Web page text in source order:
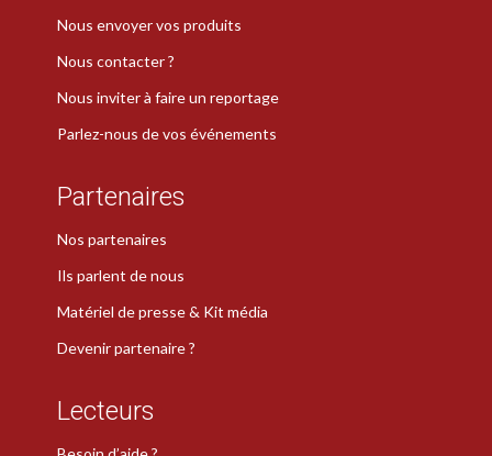
Nous envoyer vos produits
Nous contacter ?
Nous inviter à faire un reportage
Parlez-nous de vos événements
Partenaires
Nos partenaires
Ils parlent de nous
Matériel de presse & Kit média
Devenir partenaire ?
Lecteurs